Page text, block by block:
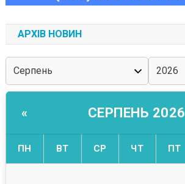
АРХІВ НОВИН
« СЕРПЕНЬ 2026
ПН ВТ СР ЧТ ПТ